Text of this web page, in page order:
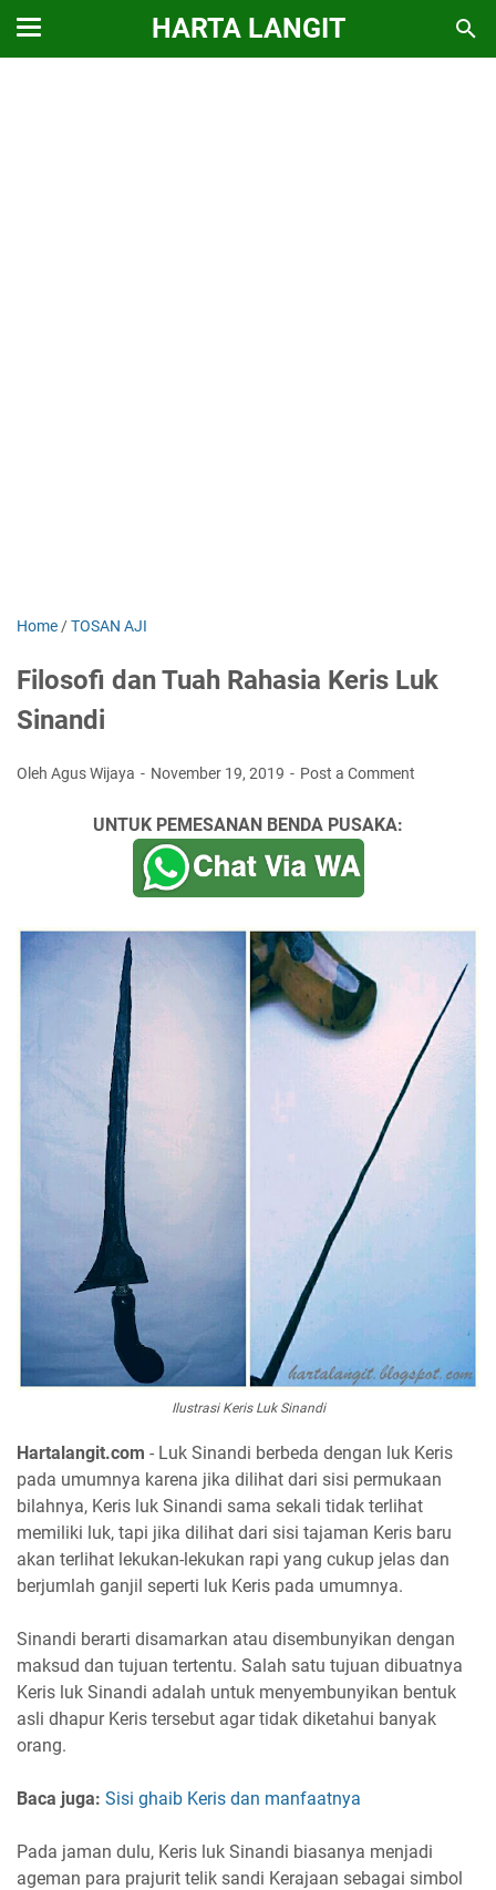
HARTA LANGIT
Home /TOSAN AJI
Filosofi dan Tuah Rahasia Keris Luk
Sinandi
Oleh Agus Wijaya November 19, 2019 Post a Comment
UNTUK PEMESANAN BENDA PUSAKA:
Ilustrasi Keris Luk Sinandi
Hartalangit.com - Luk Sinandi berbeda dengan luk Keris
pada umumnya karena jika dilihat dari sisi permukaan
bilahnya, Keris luk Sinandi sama sekali tidak terlihat
memiliki luk, tapi jika dilihat dari sisi tajaman Keris baru
akan terlihat lekukan-lekukan rapi yang cukup jelas dan
berjumlah ganjil seperti luk Keris pada umumnya.
Sinandi berarti disamarkan atau disembunyikan dengan
maksud dan tujuan tertentu. Salah satu tujuan dibuatnya
Keris luk Sinandi adalah untuk menyembunyikan bentuk
asli dhapur Keris tersebut agar tidak diketahui banyak
orang.
Baca juga: Sisi ghaib Keris dan manfaatnya
Pada jaman dulu, Keris luk Sinandi biasanya menjadi
ageman para prajurit telik sandi Kerajaan sebagai simbol